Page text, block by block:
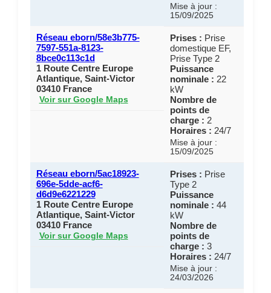
Mise à jour :
15/09/2025
Réseau eborn/58e3b775-
7597-551a-8123-
8bce0c113c1d
1 Route Centre Europe
Atlantique, Saint-Victor
03410 France
Voir sur Google Maps
Prises : Prise
domestique EF,
Prise Type 2
Puissance
nominale : 22
kW
Nombre de
points de
charge : 2
Horaires : 24/7
Mise à jour :
15/09/2025
Réseau eborn/5ac18923-
696e-5dde-acf6-
d6d9e6221229
1 Route Centre Europe
Atlantique, Saint-Victor
03410 France
Voir sur Google Maps
Prises : Prise
Type 2
Puissance
nominale : 44
kW
Nombre de
points de
charge : 3
Horaires : 24/7
Mise à jour :
24/03/2026